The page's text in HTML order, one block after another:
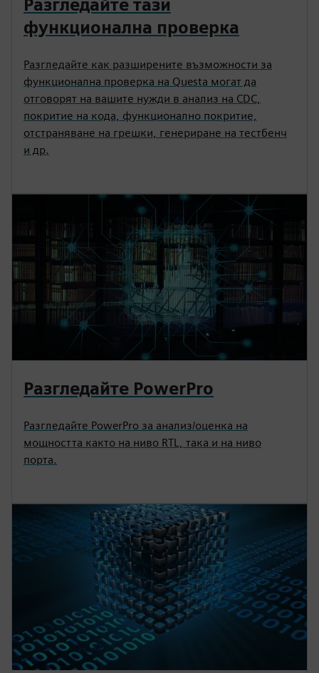
Разгледайте тази
функционална проверка
Разгледайте как разширените възможности за
функционална проверка на Questa могат да
отговорят на вашите нужди в анализ на CDC,
покритие на кода, функционално покритие,
отстраняване на грешки, генериране на тестбенч
и др.
Разгледайте PowerPro
Разгледайте PowerPro за анализ/оценка на
мощността както на ниво RTL, така и на ниво
порта.